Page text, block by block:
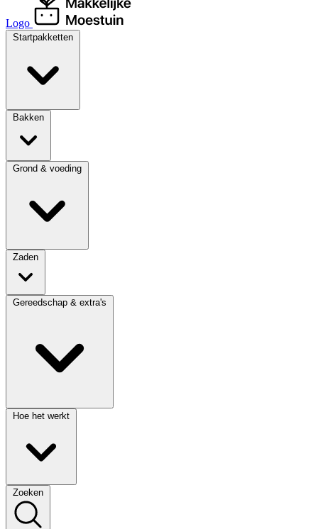
Logo
Startpakketten
Bakken
Grond & voeding
Zaden
Gereedschap & extra's
Hoe het werkt
Zoeken